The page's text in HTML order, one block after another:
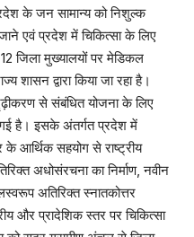
के जन सामान्य को निशुल्क
जाने एवं प्रदेश में चिकित्सा के लिए
जिला मुख्यालयों पर मेडिकल
शासन द्वारा किया जा रहा है।
से संबंधित योजना के लिए
है। इसके अंतर्गत प्रदेश में
आर्थिक सहयोग से राष्ट्रीय
अधोसंरचना का निर्माण, नवीन
अतिरिक्त स्नातकोत्तर
और प्रादेशिक स्तर पर चिकित्सा